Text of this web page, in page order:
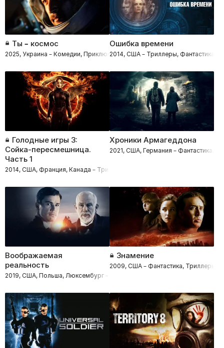
Ты – космос
2025, Украина – Комедии, Приключения, Фантастика
Ошибка времени
2014, США – Триллеры, Фантастика,
Голодные игры 3:
Сойка-пересмешница.
Часть 1
2014, США, Франция, Канада – Триллеры, Фантастика, Приключения,
Хроники Армагеддона
2021, США, Германия – Фантастика,
Воображаемая
реальность
2019, США, Польша, Люксембург – Триллеры, Драмы, Фантастика,
Знамение
2009, США – Фантастика, Триллеры,